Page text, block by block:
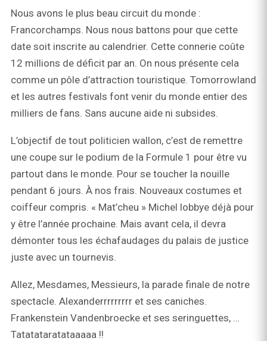
Nous avons le plus beau circuit du monde :
Francorchamps. Nous nous battons pour que cette
date soit inscrite au calendrier. Cette connerie coûte
12 millions de déficit par an. On nous présente cela
comme un pôle d’attraction touristique. Tomorrowland
et les autres festivals font venir du monde entier des
milliers de fans. Sans aucune aide ni subsides.
L’objectif de tout politicien wallon, c’est de remettre
une coupe sur le podium de la Formule 1 pour être vu
partout dans le monde. Pour se toucher la nouille
pendant 6 jours. À nos frais. Nouveaux costumes et
coiffeur compris. « Mat’cheu » Michel lobbye déjà pour
y être l’année prochaine. Mais avant cela, il devra
démonter tous les échafaudages du palais de justice
juste avec un tournevis.
Allez, Mesdames, Messieurs, la parade finale de notre
spectacle. Alexanderrrrrrrrr et ses caniches.
Frankenstein Vandenbroecke et ses seringuettes, …
Tatatataratataaaaa !!